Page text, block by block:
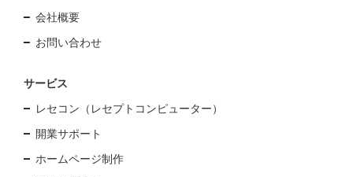
会社概要
お問い合わせ
サービス
レセコン（レセプトコンピューター）
開業サポート
ホームページ制作